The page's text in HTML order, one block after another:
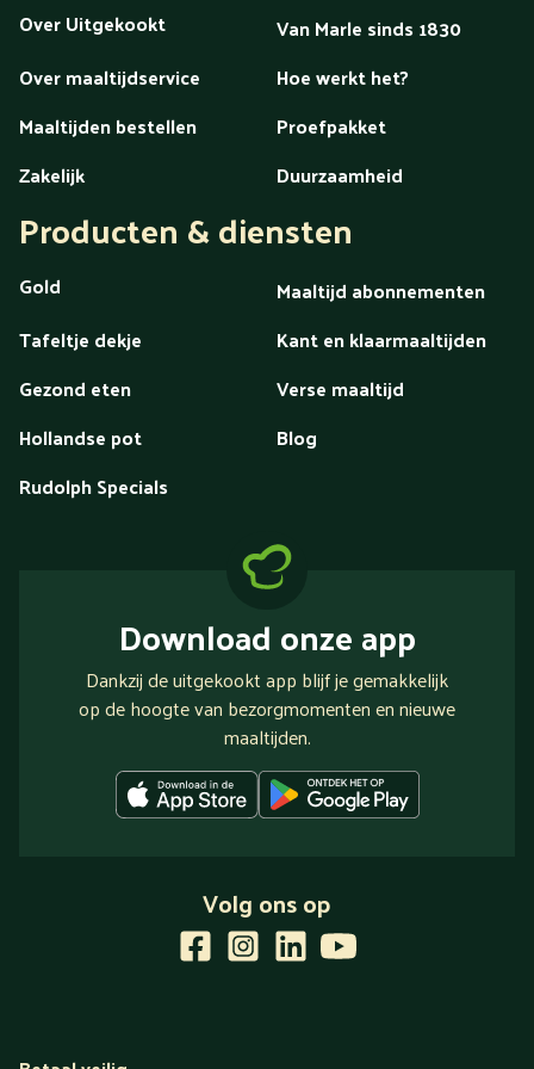
mogelijk. Zo kun je kiezen uit hetBudget,Optimaal Gemak
Extra Gezondabonnement. Vul je smaakprofiel in en wij
Over Uitgekookt
Van Marle sinds 1830
Over maaltijdservice
Hoe werkt het?
Maaltijden bestellen
Proefpakket
Zakelijk
Duurzaamheid
Producten & diensten
Gold
Maaltijd abonnementen
Tafeltje dekje
Kant en klaarmaaltijden
Gezond eten
Verse maaltijd
Hollandse pot
Blog
Rudolph Specials
Download onze app
Dankzij de uitgekookt app blijf je gemakkelijk
op de hoogte van bezorgmomenten en nieuwe
maaltijden.
Volg ons op